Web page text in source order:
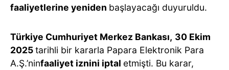
faaliyetlerine yeniden başlayacağı duyuruldu.
Türkiye Cumhuriyet Merkez Bankası, 30 Ekim
2025tarihli bir kararla Papara Elektronik Para
A.Ş.’ninfaaliyet iznini iptal etmişti. Bu karar,